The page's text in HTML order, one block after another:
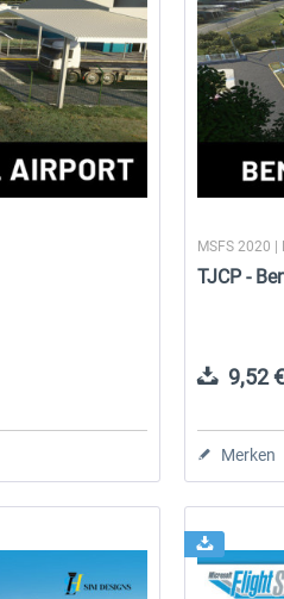
MSFS 2020 |
TJCP -
9,52
Merken